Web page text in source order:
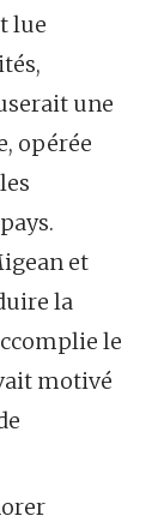
lue
une
opérée
et
la
le
motivé